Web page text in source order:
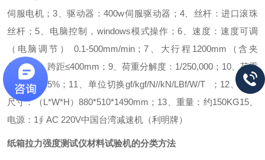
伺服电机；3、驱动器：400w伺服驱动器； 4、丝杆：进口滚珠
丝杆； 5、电脑控制，windows模式操作；6、速度：速度可调
（电脑调节） 0.1-500mm/min；7、大行程1200mm（含夹
具）；8、跨距≤400mm； 9、荷重分解度：1/250,000； 10、荷重
精度：≤0.5%； 11、单位切换gf/kgf/N//kN/LBf/W/T ； 12、外形
尺寸：（L*W*H）880*510*1490mm； 13、重量：约150KG15、
电源：1∮ AC 220V中国台湾减速机（利明牌）
纸箱拉力强度测试仪材料试验机的分类方法